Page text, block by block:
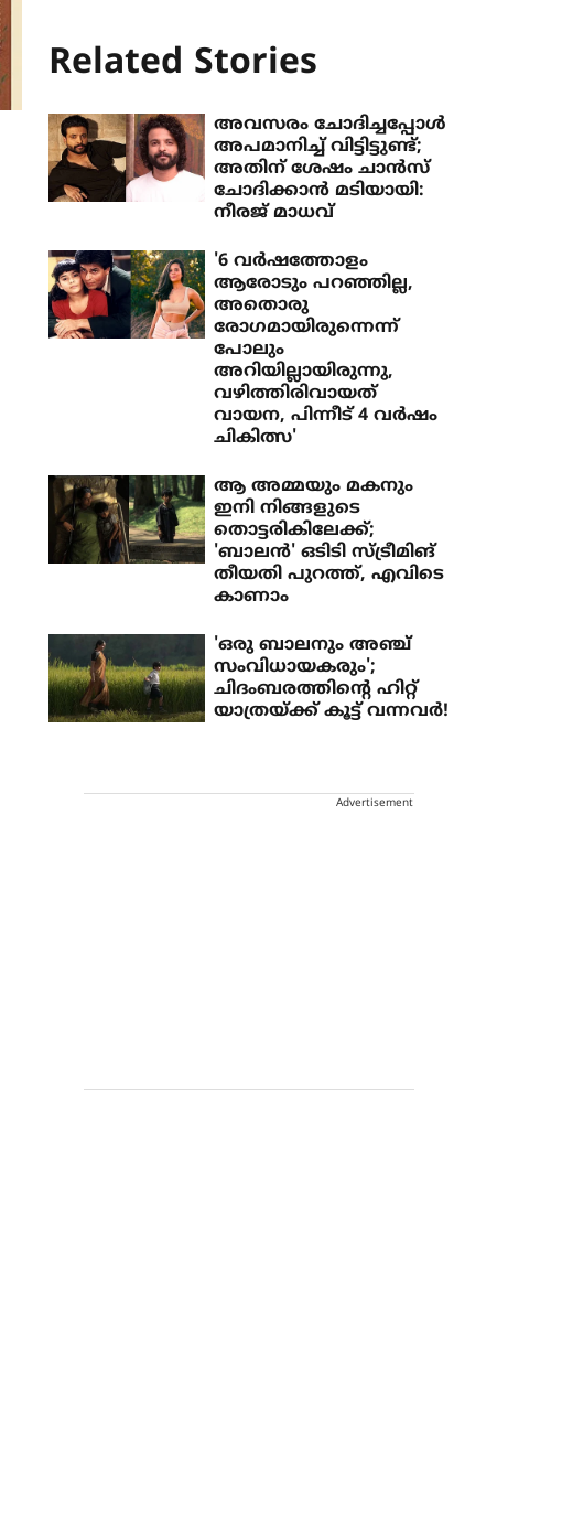
Related Stories
അവസരം ചോദിച്ചപ്പോള്‍
അപമാനിച്ച് വിട്ടിട്ടുണ്ട്;
അതിന് ശേഷം ചാന്‍സ്
ചോദിക്കാന്‍ മടിയായി:
നീരജ് മാധവ്
'6 വർഷത്തോളം
ആരോടും പറഞ്ഞില്ല,
അതൊരു
രോഗമായിരുന്നെന്ന്
പോലും
അറിയില്ലായിരുന്നു,
വഴിത്തിരിവായത്
വായന, പിന്നീട് 4 വർഷം
ചികിത്സ'
ആ അമ്മയും മകനും
ഇനി നിങ്ങളുടെ
തൊട്ടരികിലേക്ക്;
'ബാലൻ' ഒടിടി സ്ട്രീമിങ്
തീയതി പുറത്ത്, എവിടെ
കാണാം
'ഒരു ബാലനും അഞ്ച്
സംവിധായകരും';
ചിദംബരത്തിന്റെ ഹിറ്റ്
യാത്രയ്ക്ക് കൂട്ട് വന്നവര്‍!
Advertisement